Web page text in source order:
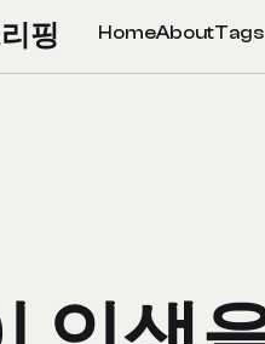
핑 HomeAboutTags